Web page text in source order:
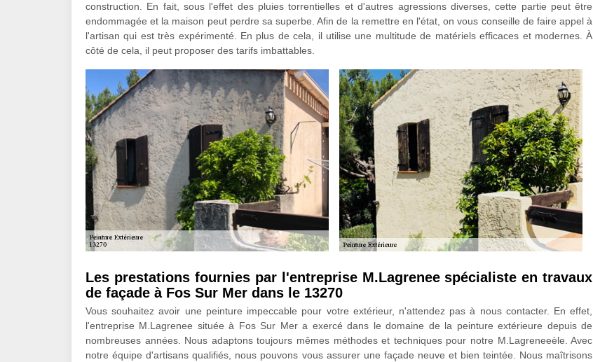
construction. En fait, sous l'effet des pluies torrentielles et d'autres agressions diverses, cette partie peut être
endommagée et la maison peut perdre sa superbe. Afin de la remettre en l'état, on vous conseille de faire appel à
l'artisan qui est très expérimenté. En plus de cela, il utilise une multitude de matériels efficaces et modernes. À
côté de cela, il peut proposer des tarifs imbattables.
Les prestations fournies par l'entreprise M.Lagrenee spécialiste en travaux
de façade à Fos Sur Mer dans le 13270
Vous souhaitez avoir une peinture impeccable pour votre extérieur, n'attendez pas à nous contacter. En effet,
l'entreprise M.Lagrenee située à Fos Sur Mer a exercé dans le domaine de la peinture extérieure depuis de
nombreuses années. Nous adaptons toujours mêmes méthodes et techniques pour notre M.Lagreneeèle. Avec
notre équipe d'artisans qualifiés, nous pouvons vous assurer une façade neuve et bien teintée. Nous maîtrisons